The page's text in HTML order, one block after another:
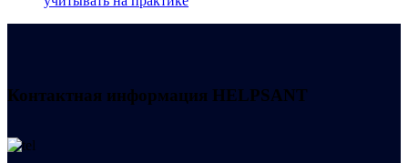
Контактная информация HELPSANT